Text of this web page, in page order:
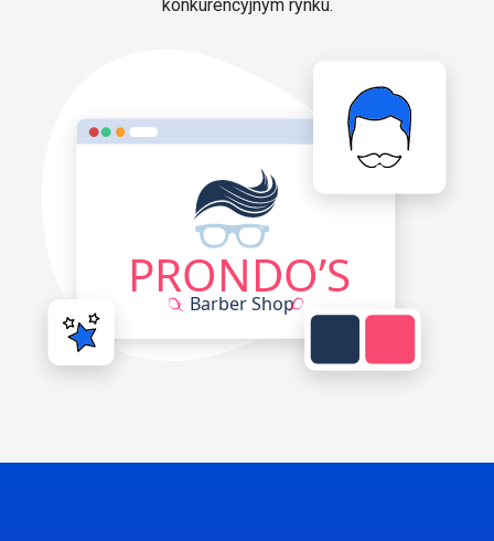
konkurencyjnym rynku.